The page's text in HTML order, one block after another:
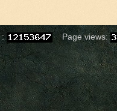
: Page views: